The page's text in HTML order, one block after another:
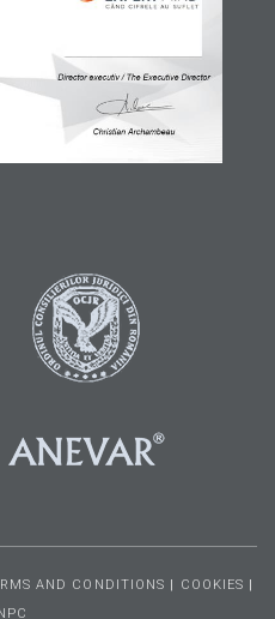
AND CONDITIONS | COOKIES |